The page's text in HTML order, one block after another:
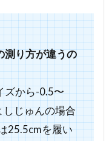
測り方が違うの
ズから-0.5〜
じゅんの場合
25.5cmを履い